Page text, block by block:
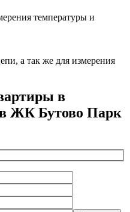
температуры и
а так же для измерения
в
ЖК Бутово Парк